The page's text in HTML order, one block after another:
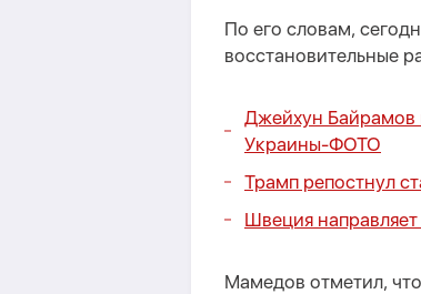
По его словам,
восстановительные
Джейхун Байрамов
Украины-ФОТО
Трамп репостнул
Швеция
Мамедов отметил,